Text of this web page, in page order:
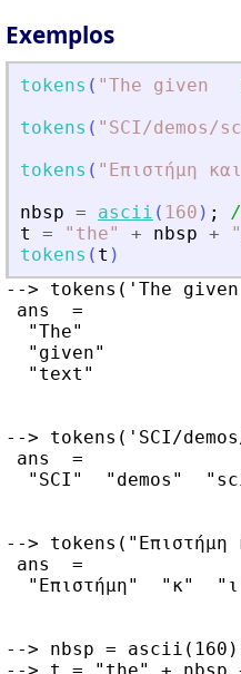
Exemplos
tokens ( "The given
tokens ( " SCI/demos/
tokens ( " Επιστήμη
nbsp = ascii ( 160 ) ;
t
= " the" + nbsp + "
tokens ( t )
--> tokens('The
ans  =
  "The"
  "given"
  "text"
--> tokens('SCI/
ans  =
"SCI"  "demos"
-->
ans  =
"Επιστήμη"  "κ"
--> nbsp =